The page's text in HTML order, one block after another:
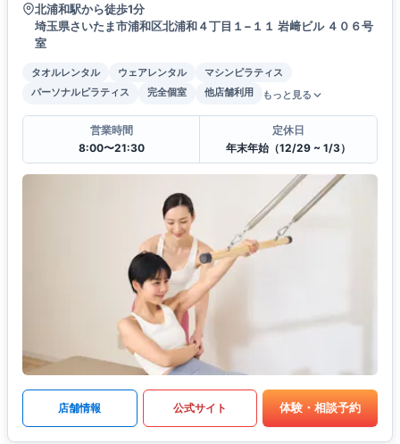
北浦和駅から徒歩1分
埼玉県さいたま市浦和区北浦和４丁目１−１１ 岩﨑ビル ４０６号
室
タオルレンタル ウェアレンタル
マシンピラティス
パーソナルピラティス
完全個室 他店舗利用 もっと見る
営業時間
8:00〜21:30
定休日
年末年始（12/29 ~ 1/3）
店舗情報 公式サイト 体験・相談予約